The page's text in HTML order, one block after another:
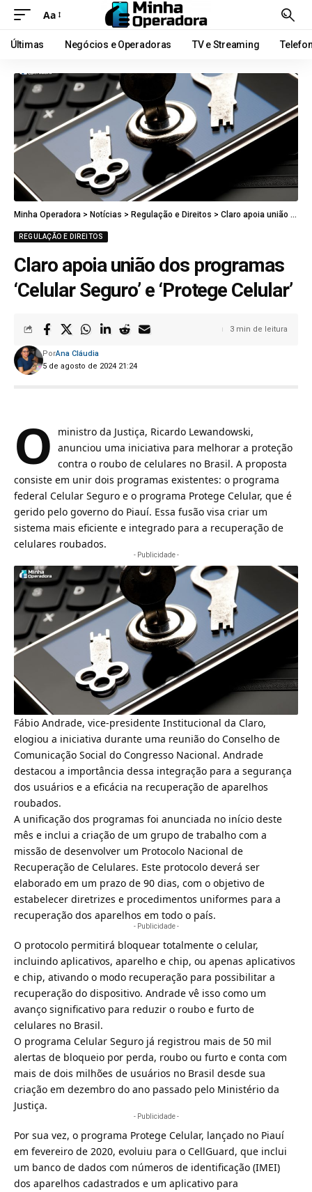
Aa
Últimas Negócios e Operadoras TV e Streaming
Minha Operadora > Notícias > Regulação e Direitos > Claro apoia união dos programas ‘Celular Seguro’ e ‘Protege Celular’
REGULAÇÃO E DIREITOS
Claro apoia união dos programas
‘Celular Seguro’ e ‘Protege Celular’
5 de agosto de 2024 21:24
PorAna Cláudia
3 min de leitura
O
ministro da Justiça, Ricardo Lewandowski,
anunciou uma iniciativa para melhorar a proteção
contra o roubo de celulares no Brasil. A proposta
consiste em unir dois programas existentes: o programa
federal Celular Seguro e o programa Protege Celular, que é
gerido pelo governo do Piauí. Essa fusão visa criar um
sistema mais eficiente e integrado para a recuperação de
celulares roubados.
- Publicidade -
Fábio Andrade, vice-presidente Institucional da Claro,
elogiou a iniciativa durante uma reunião do Conselho de
Comunicação Social do Congresso Nacional. Andrade
destacou a importância dessa integração para a segurança
dos usuários e a eficácia na recuperação de aparelhos
roubados.
A unificação dos programas foi anunciada no início deste
mês e inclui a criação de um grupo de trabalho com a
missão de desenvolver um Protocolo Nacional de
Recuperação de Celulares. Este protocolo deverá ser
elaborado em um prazo de 90 dias, com o objetivo de
estabelecer diretrizes e procedimentos uniformes para a
recuperação dos aparelhos em todo o país.
- Publicidade -
O protocolo permitirá bloquear totalmente o celular,
incluindo aplicativos, aparelho e chip, ou apenas aplicativos
e chip, ativando o modo recuperação para possibilitar a
recuperação do dispositivo. Andrade vê isso como um
avanço significativo para reduzir o roubo e furto de
celulares no Brasil.
O programa Celular Seguro já registrou mais de 50 mil
alertas de bloqueio por perda, roubo ou furto e conta com
mais de dois milhões de usuários no Brasil desde sua
criação em dezembro do ano passado pelo Ministério da
Justiça.
- Publicidade -
Por sua vez, o programa Protege Celular, lançado no Piauí
em fevereiro de 2020, evoluiu para o CellGuard, que inclui
um banco de dados com números de identificação (IMEI)
dos aparelhos cadastrados e um aplicativo para